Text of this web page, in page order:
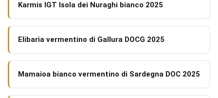
Karmis IGT Isola dei Nuraghi bianco 2025
Elibaria vermentino di Gallura DOCG 2025
Mamaioa bianco vermentino di Sardegna DOC 2025